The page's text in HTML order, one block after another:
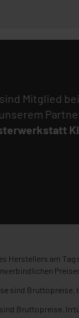
Mitglied
Herstellers am Tag
sind Bruttopreise.
Bruttopreise.